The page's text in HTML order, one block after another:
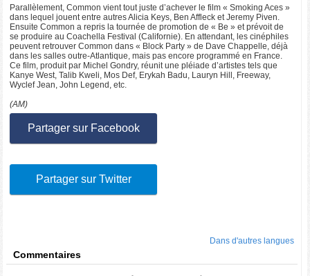
Parallèlement, Common vient tout juste d’achever le film « Smoking Aces »
dans lequel jouent entre autres Alicia Keys, Ben Affleck et Jeremy Piven.
Ensuite Common a repris la tournée de promotion de « Be » et prévoit de
se produire au Coachella Festival (Californie). En attendant, les cinéphiles
peuvent retrouver Common dans « Block Party » de Dave Chappelle, déjà
dans les salles outre-Atlantique, mais pas encore programmé en France.
Ce film, produit par Michel Gondry, réunit une pléiade d’artistes tels que
Kanye West, Talib Kweli, Mos Def, Erykah Badu, Lauryn Hill, Freeway,
Wyclef Jean, John Legend, etc.
(AM)
Partager sur Facebook
Partager sur Twitter
Dans d'autres langues
Commentaires